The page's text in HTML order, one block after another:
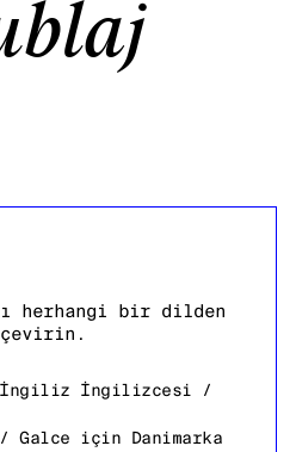
herhangi bir dilden
İngiliz İngilizcesi /
için Danimarka